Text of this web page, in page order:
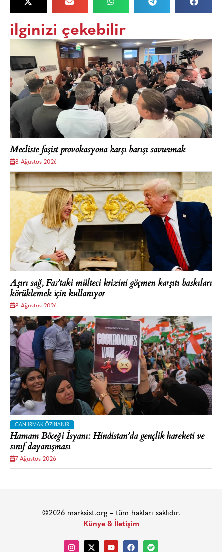
ilginizi çekebilir
Mecliste faşist provokasyona karşı barışı savunmak
8 Ağustos 2026
Aşırı sağ, Fas’taki mülteci krizini göçmen karşıtı baskıları
körüklemek için kullanıyor
8 Ağustos 2026
CAN IRMAK ÖZINANIR
Hamam Böceği İsyanı: Hindistan’da gençlik hareketi ve
sınıf dayanışması
7 Ağustos 2026
©2026 marksist.org – tüm hakları saklıdır.
Künye & İletişim